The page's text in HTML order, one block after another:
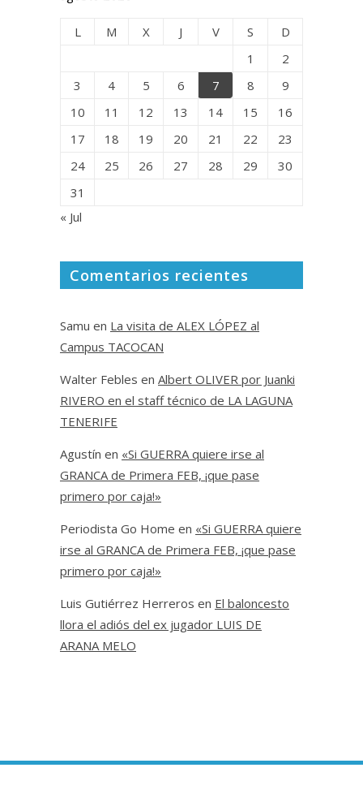
L M X J V S
D
1
2
3
4 5 6 7 8
9
10
11 12 13 14 15
16
17
18 19 20 21 22
23
24
25 26 27 28 29
30
31
« Jul
Comentarios recientes
Samu en La visita de ALEX LÓPEZ al
Campus TACOCAN
Walter Febles en Albert OLIVER por Juanki
RIVERO en el staff técnico de LA LAGUNA
TENERIFE
Agustín en «Si GUERRA quiere irse al
GRANCA de Primera FEB, ¡que pase
primero por caja!»
Periodista Go Home en «Si GUERRA quiere
irse al GRANCA de Primera FEB, ¡que pase
primero por caja!»
Luis Gutiérrez Herreros en El baloncesto
llora el adiós del ex jugador LUIS DE
ARANA MELO